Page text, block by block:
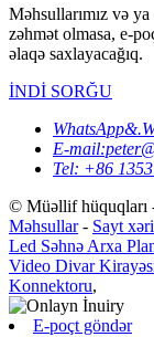
Məhsullarımız və ya
zəhmət olmasa, e-
əlaqə saxlayacağıq.
İNDİ SORĞU
E-
Tel: +86
© Müəllif hüquqları
Məhsullar- Sayt
Led Səhnə Arxa
Video Divar
Konnektoru,
E-poçt göndər